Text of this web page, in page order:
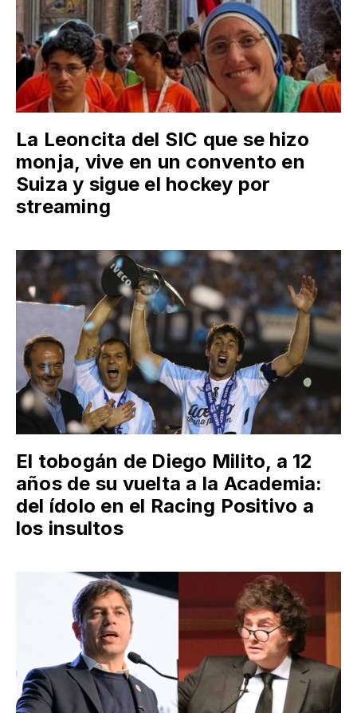
La Leoncita del SIC que se hizo
monja, vive en un convento en
Suiza y sigue el hockey por
streaming
El tobogán de Diego Milito, a 12
años de su vuelta a la Academia:
del ídolo en el Racing Positivo a
los insultos